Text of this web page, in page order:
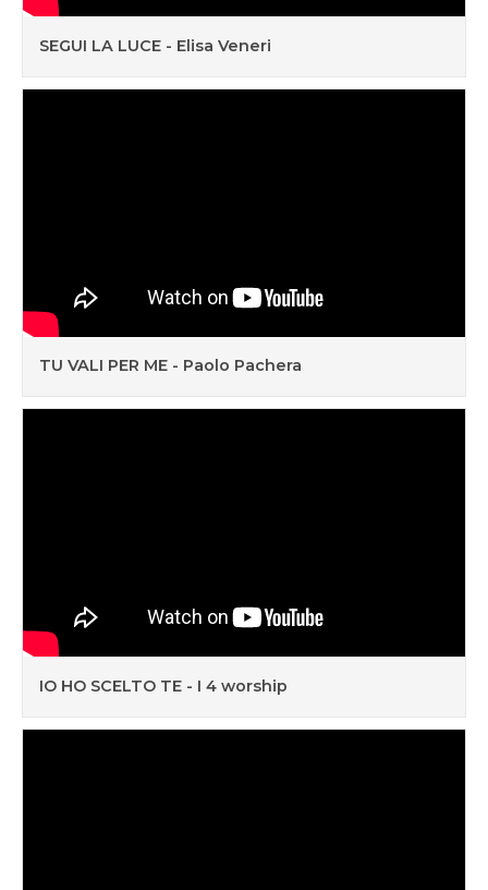
SEGUI LA LUCE - Elisa Veneri
TU VALI PER ME - Paolo Pachera
IO HO SCELTO TE - I 4 worship